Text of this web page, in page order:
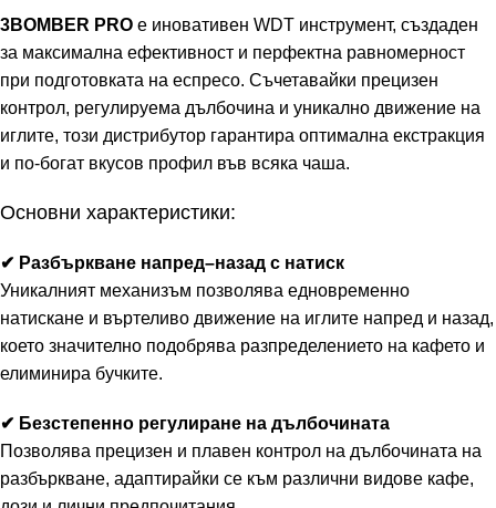
3BOMBER PRO е иновативен WDT инструмент, създаден
за максимална ефективност и перфектна равномерност
при подготовката на еспресо. Съчетавайки прецизен
контрол, регулируема дълбочина и уникално движение на
иглите, този дистрибутор гарантира оптимална екстракция
и по-богат вкусов профил във всяка чаша.
Основни характеристики:
✔ Разбъркване напред–назад с натиск
Уникалният механизъм позволява едновременно
натискане и въртеливо движение на иглите напред и назад,
което значително подобрява разпределението на кафето и
елиминира бучките.
✔ Безстепенно регулиране на дълбочината
Позволява прецизен и плавен контрол на дълбочината на
разбъркване, адаптирайки се към различни видове кафе,